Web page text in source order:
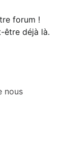
forum !
être déjà là.
nous